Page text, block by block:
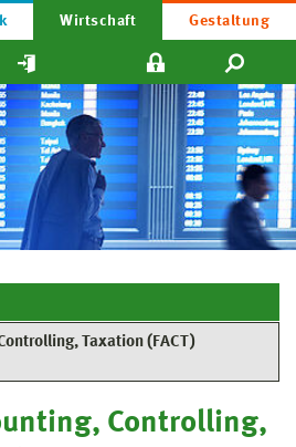
Wirtschaft Gestaltung
Taxation (FACT)
Controlling,